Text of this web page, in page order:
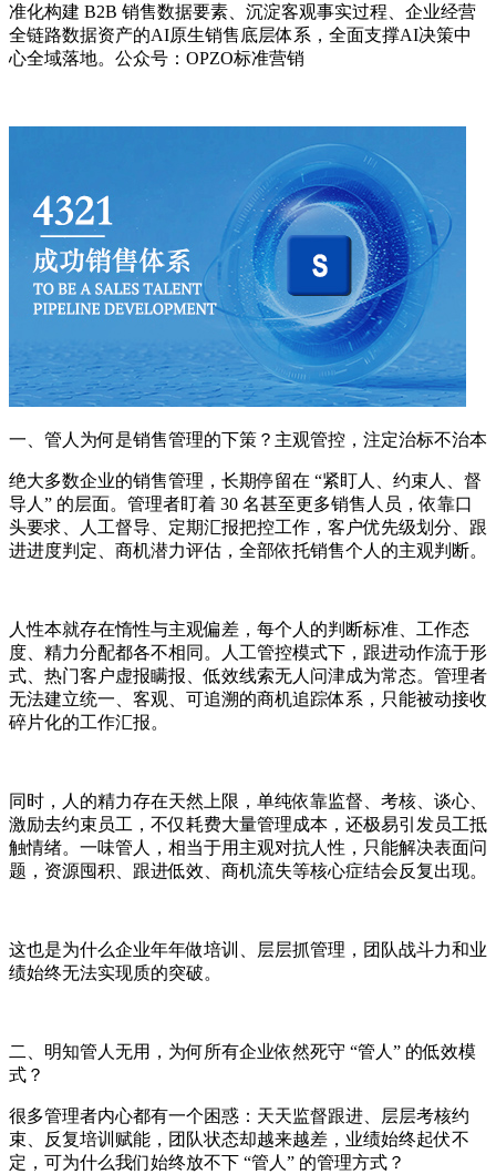
准化构建 B2B 销售数据要素、沉淀客观事实过程、企业经营
全链路数据资产的AI原生销售底层体系，全面支撑AI决策中
心全域落地。公众号：OPZO标准营销
一、管人为何是销售管理的下策？主观管控，注定治标不治本
绝大多数企业的销售管理，长期停留在 “紧盯人、约束人、督
导人” 的层面。管理者盯着 30 名甚至更多销售人员，依靠口
头要求、人工督导、定期汇报把控工作，客户优先级划分、跟
进进度判定、商机潜力评估，全部依托销售个人的主观判断。
人性本就存在惰性与主观偏差，每个人的判断标准、工作态
度、精力分配都各不相同。人工管控模式下，跟进动作流于形
式、热门客户虚报瞒报、低效线索无人问津成为常态。管理者
无法建立统一、客观、可追溯的商机追踪体系，只能被动接收
碎片化的工作汇报。
同时，人的精力存在天然上限，单纯依靠监督、考核、谈心、
激励去约束员工，不仅耗费大量管理成本，还极易引发员工抵
触情绪。一味管人，相当于用主观对抗人性，只能解决表面问
题，资源囤积、跟进低效、商机流失等核心症结会反复出现。
这也是为什么企业年年做培训、层层抓管理，团队战斗力和业
绩始终无法实现质的突破。
二、明知管人无用，为何所有企业依然死守 “管人” 的低效模
式？
很多管理者内心都有一个困惑：天天监督跟进、层层考核约
束、反复培训赋能，团队状态却越来越差，业绩始终起伏不
定，可为什么我们始终放不下 “管人” 的管理方式？